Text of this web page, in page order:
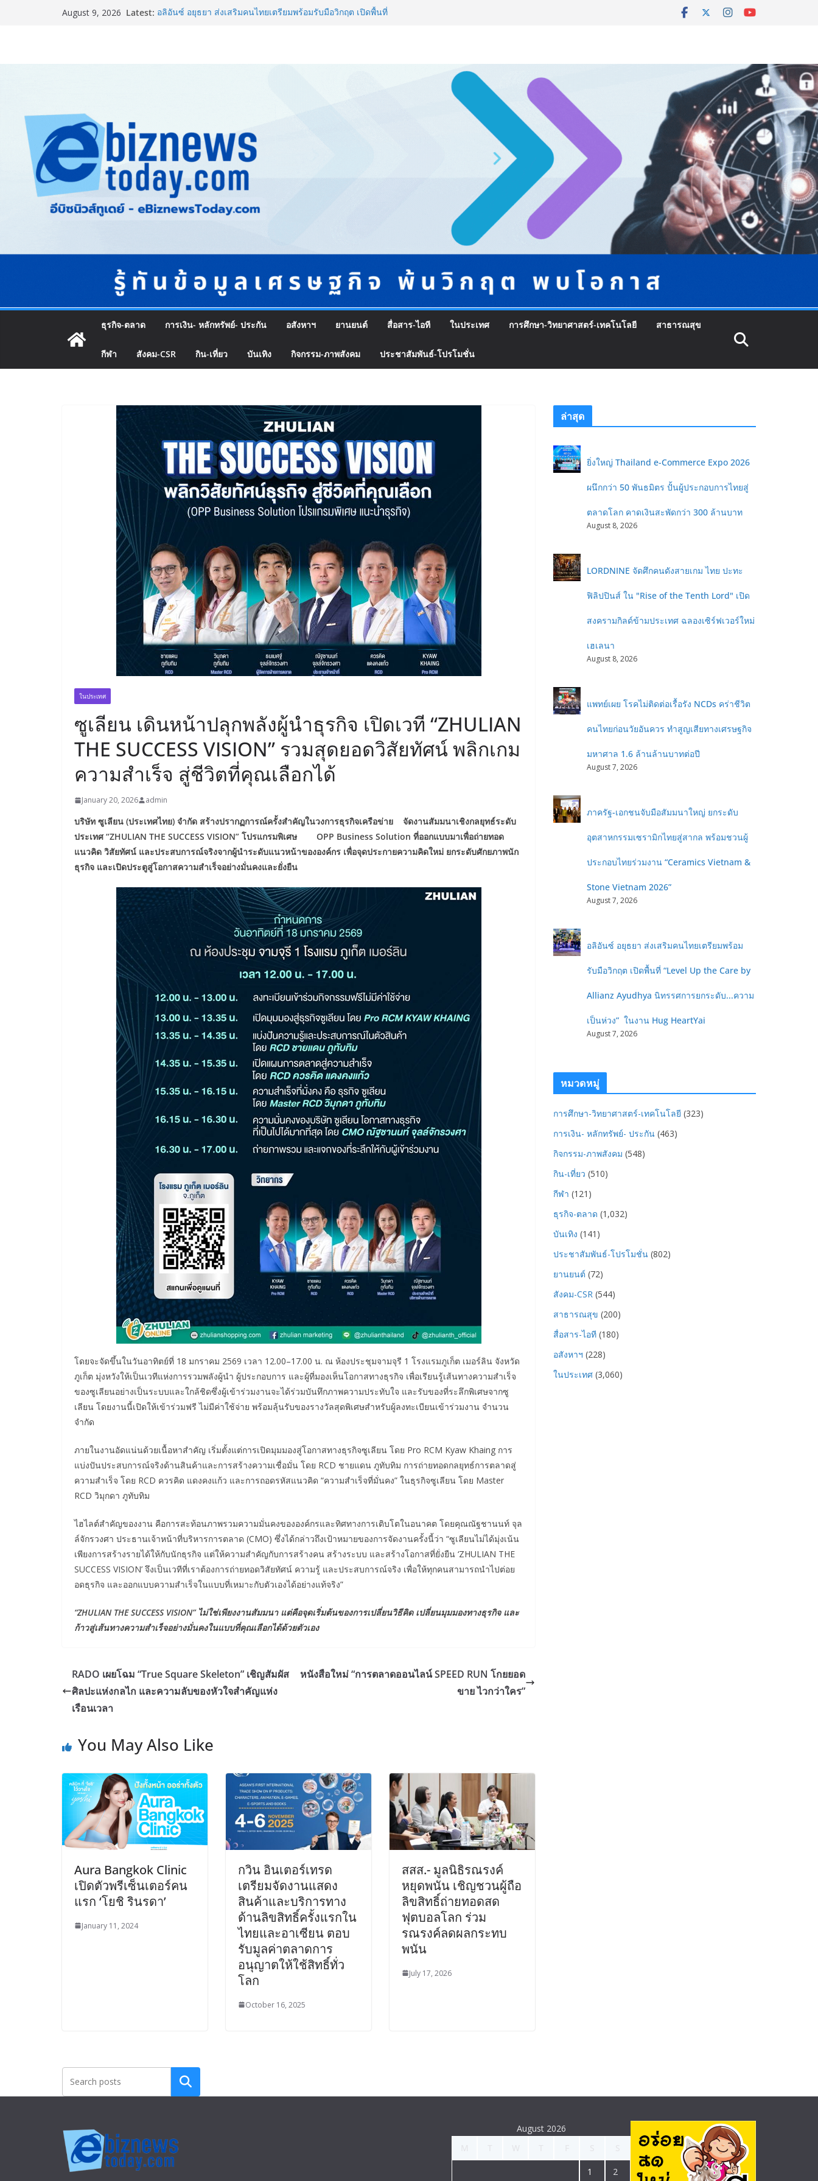
August 9, 2026 Latest: อลิอันซ์ อยุธยา ส่งเสริมคนไทยเตรียมพร้อมรับมือวิกฤต เปิดพื้นที่
ภาครัฐ-เอกชนจับมือสัมมนาใหญ่ ยกระดับอุตสาหกรรมเซรามิกไทย
สู่สากล พร้อมชวนผู้ประกอบไทยร่วมงาน “Ceramics Vietnam &
Stone Vietnam 2026”
ธุรกิจ-ตลาด การเงิน- หลักทรัพย์- ประกัน อสังหาฯ ยานยนต์ สื่อสาร-ไอที ในประเทศ การศึกษา-วิทยาศาสตร์-เทคโนโลยี สาธารณสุข
กีฬา สังคม-CSR กิน-เที่ยว บันเทิง กิจกรรม-ภาพสังคม ประชาสัมพันธ์-โปรโมชั่น
ในประเทศ
ซูเลียน เดินหน้าปลุกพลังผู้นำธุรกิจ เปิดเวที “ZHULIAN
THE SUCCESS VISION” รวมสุดยอดวิสัยทัศน์ พลิกเกม
ความสำเร็จ สู่ชีวิตที่คุณเลือกได้
January 20, 2026 admin
บริษัท ซูเลียน (ประเทศไทย) จำกัด สร้างปรากฏการณ์ครั้งสำคัญในวงการธุรกิจเครือข่าย จัดงานสัมมนาเชิงกลยุทธ์ระดับ
ประเทศ “ZHULIAN THE SUCCESS VISION” โปรแกรมพิเศษ OPP Business Solution ที่ออกแบบมาเพื่อถ่ายทอด
แนวคิด วิสัยทัศน์ และประสบการณ์จริงจากผู้นำระดับแนวหน้าขององค์กร เพื่อจุดประกายความคิดใหม่ ยกระดับศักยภาพนัก
ธุรกิจ และเปิดประตูสู่โอกาสความสำเร็จอย่างมั่นคงและยั่งยืน
โดยจะจัดขึ้นในวันอาทิตย์ที่ 18 มกราคม 2569 เวลา 12.00–17.00 น. ณ ห้องประชุมจามจุรี 1 โรงแรมภูเก็ต เมอร์ลิน จังหวัด
ภูเก็ต มุ่งหวังให้เป็นเวทีแห่งการรวมพลังผู้นำ ผู้ประกอบการ และผู้ที่มองเห็นโอกาสทางธุรกิจ เพื่อเรียนรู้เส้นทางความสำเร็จ
ของซูเลียนอย่างเป็นระบบและใกล้ชิดซึ่งผู้เข้าร่วมงานจะได้ร่วมบันทึกภาพความประทับใจ และรับของที่ระลึกพิเศษจากซู
เลียน โดยงานนี้เปิดให้เข้าร่วมฟรี ไม่มีค่าใช้จ่าย พร้อมลุ้นรับของรางวัลสุดพิเศษสำหรับผู้ลงทะเบียนเข้าร่วมงาน จำนวน
จำกัด
ภายในงานอัดแน่นด้วยเนื้อหาสำคัญ เริ่มตั้งแต่การเปิดมุมมองสู่โอกาสทางธุรกิจซูเลียน โดย Pro RCM Kyaw Khaing การ
แบ่งปันประสบการณ์จริงด้านสินค้าและการสร้างความเชื่อมั่น โดย RCD ชายแดน ภูทับทิม การถ่ายทอดกลยุทธ์การตลาดสู่
ความสำเร็จ โดย RCD ควรคิด แดงคงแก้ว และการถอดรหัสแนวคิด “ความสำเร็จที่มั่นคง” ในธุรกิจซูเลียน โดย Master
RCD วิมุกดา ภูทับทิม
ไฮไลต์สำคัญของงาน คือการสะท้อนภาพรวมความมั่นคงขององค์กรและทิศทางการเติบโตในอนาคต โดยคุณณัฐชานนท์ จุล
ล์จักรวงศา ประธานเจ้าหน้าที่บริหารการตลาด (CMO) ซึ่งได้กล่าวถึงเป้าหมายของการจัดงานครั้งนี้ว่า “ซูเลียนไม่ได้มุ่งเน้น
เพียงการสร้างรายได้ให้กับนักธุรกิจ แต่ให้ความสำคัญกับการสร้างคน สร้างระบบ และสร้างโอกาสที่ยั่งยืน ‘ZHULIAN THE
SUCCESS VISION’ จึงเป็นเวทีที่เราต้องการถ่ายทอดวิสัยทัศน์ ความรู้ และประสบการณ์จริง เพื่อให้ทุกคนสามารถนำไปต่อย
อดธุรกิจ และออกแบบความสำเร็จในแบบที่เหมาะกับตัวเองได้อย่างแท้จริง”
“ZHULIAN THE SUCCESS VISION” ไม่ใช่เพียงงานสัมมนา แต่คือจุดเริ่มต้นของการเปลี่ยนวิธีคิด เปลี่ยนมุมมองทางธุรกิจ และ
ก้าวสู่เส้นทางความสำเร็จอย่างมั่นคงในแบบที่คุณเลือกได้ด้วยตัวเอง
RADO เผยโฉม “True Square Skeleton” เชิญสัมผัส
ศิลปะแห่งกลไก และความลับของหัวใจสำคัญแห่ง
เรือนเวลา
หนังสือใหม่ “การตลาดออนไลน์ SPEED RUN โกยยอด
ขาย ไวกว่าใคร”
You May Also Like
Aura Bangkok Clinic
เปิดตัวพรีเซ็นเตอร์คน
แรก ‘โยชิ รินรดา’
January 11, 2024
กวิน อินเตอร์เทรด
เตรียมจัดงานแสดง
สินค้าและบริการทาง
ด้านลิขสิทธิ์ครั้งแรกใน
ไทยและอาเซียน ตอบ
รับมูลค่าตลาดการ
อนุญาตให้ใช้สิทธิ์ทั่ว
โลก
October 16, 2025
สสส.- มูลนิธิรณรงค์
หยุดพนัน เชิญชวนผู้ถือ
ลิขสิทธิ์ถ่ายทอดสด
ฟุตบอลโลก ร่วม
รณรงค์ลดผลกระทบ
พนัน
July 17, 2026
ล่าสุด
ยิ่งใหญ่ Thailand e-Commerce Expo 2026
ผนึกกว่า 50 พันธมิตร ปั้นผู้ประกอบการไทยสู่
ตลาดโลก คาดเงินสะพัดกว่า 300 ล้านบาท
August 8, 2026
LORDNINE จัดศึกคนดังสายเกม ไทย ปะทะ
ฟิลิปปินส์ ใน "Rise of the Tenth Lord" เปิด
สงครามกิลด์ข้ามประเทศ ฉลองเซิร์ฟเวอร์ใหม่
เฮเลนา
August 8, 2026
แพทย์เผย โรคไม่ติดต่อเรื้อรัง NCDs คร่าชีวิต
คนไทยก่อนวัยอันควร ทำสูญเสียทางเศรษฐกิจ
มหาศาล 1.6 ล้านล้านบาทต่อปี
August 7, 2026
ภาครัฐ-เอกชนจับมือสัมมนาใหญ่ ยกระดับ
อุตสาหกรรมเซรามิกไทยสู่สากล พร้อมชวนผู้
ประกอบไทยร่วมงาน “Ceramics Vietnam &
Stone Vietnam 2026”
August 7, 2026
อลิอันซ์ อยุธยา ส่งเสริมคนไทยเตรียมพร้อม
รับมือวิกฤต เปิดพื้นที่ “Level Up the Care by
Allianz Ayudhya นิทรรศการยกระดับ...ความ
เป็นห่วง” ในงาน Hug HeartYai
August 7, 2026
หมวดหมู่
การศึกษา-วิทยาศาสตร์-เทคโนโลยี (323)
การเงิน- หลักทรัพย์- ประกัน (463)
กิจกรรม-ภาพสังคม (548)
กิน-เที่ยว (510)
กีฬา (121)
ธุรกิจ-ตลาด (1,032)
บันเทิง (141)
ประชาสัมพันธ์-โปรโมชั่น (802)
ยานยนต์ (72)
สังคม-CSR (544)
สาธารณสุข (200)
สื่อสาร-ไอที (180)
อสังหาฯ (228)
ในประเทศ (3,060)
Search
August 2026
1 2